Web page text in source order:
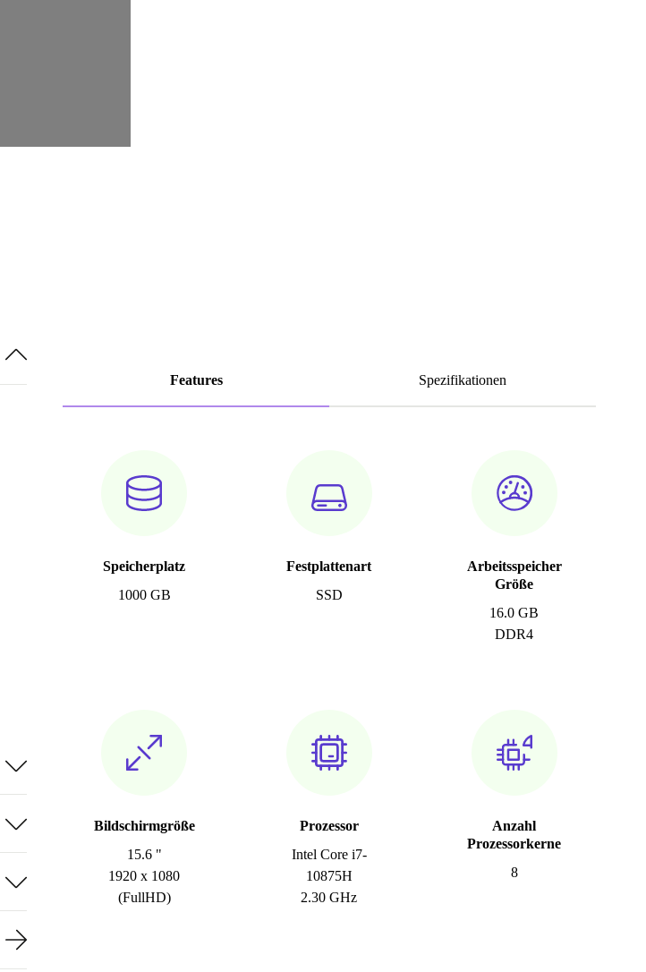
Features Spezifikationen
Speicherplatz
1000 GB
Festplattenart
SSD
Arbeitsspeicher
Größe
16.0 GB
DDR4
Bildschirmgröße
15.6 "
1920 x 1080
(FullHD)
Prozessor
Intel Core i7-
10875H
2.30 GHz
Anzahl
Prozessorkerne
8